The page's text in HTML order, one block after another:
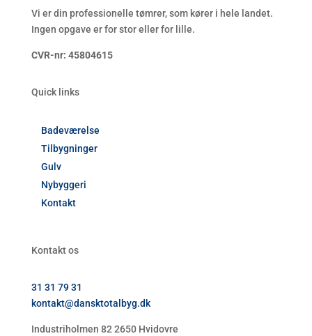
Vi er din professionelle tømrer, som kører i hele landet.
Ingen opgave er for stor eller for lille.
CVR-nr: 45804615
Quick links
Badeværelse
Tilbygninger
Gulv
Nybyggeri
Kontakt
Kontakt os
31 31 79 31
kontakt@dansktotalbyg.dk
Industriholmen 82 2650 Hvidovre